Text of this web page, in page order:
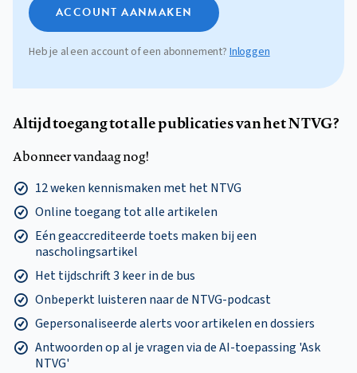
ACCOUNT AANMAKEN
Heb je al een account of een abonnement? Inloggen
Altijd toegang tot alle publicaties van het NTVG?
Abonneer vandaag nog!
12 weken kennismaken met het NTVG
Online toegang tot alle artikelen
Eén geaccrediteerde toets maken bij een
nascholingsartikel
Het tijdschrift 3 keer in de bus
Onbeperkt luisteren naar de NTVG-podcast
Gepersonaliseerde alerts voor artikelen en dossiers
Antwoorden op al je vragen via de AI-toepassing 'Ask
NTVG'